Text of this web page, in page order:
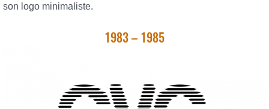
son logo minimaliste.
1983 – 1985